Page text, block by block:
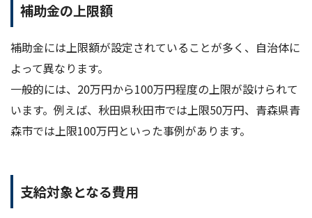
補助金の上限額
補助金には上限額が設定されていることが多く、自治体に
よって異なります。
一般的には、20万円から100万円程度の上限が設けられて
います。例えば、秋田県秋田市では上限50万円、青森県青
森市では上限100万円といった事例があります。
支給対象となる費用